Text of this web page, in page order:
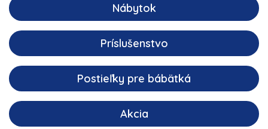
Nábytok
Príslušenstvo
Postieľky pre bábätká
Akcia